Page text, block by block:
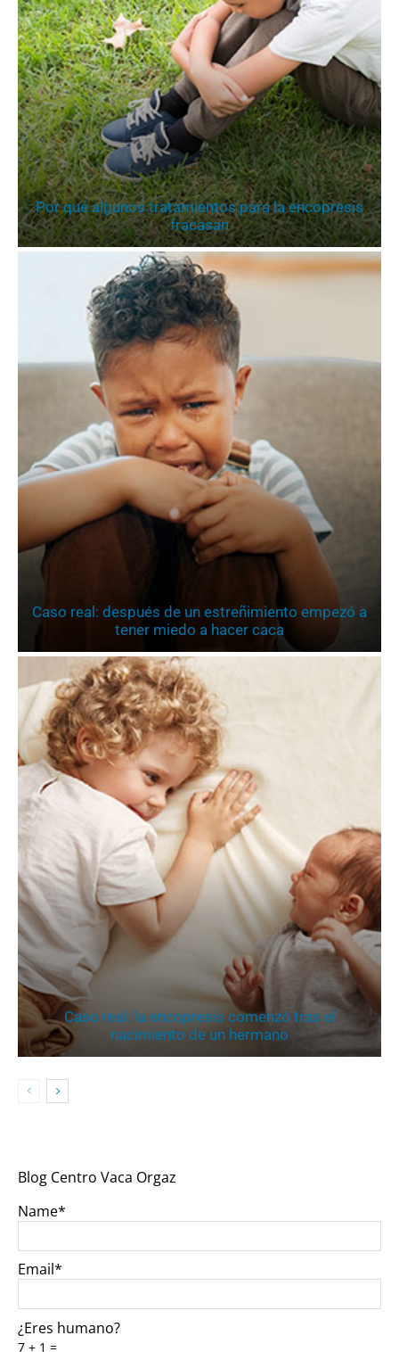
Por qué algunos tratamientos para la encopresis
fracasan
Caso real: después de un estreñimiento empezó a
tener miedo a hacer caca
Caso real: la encopresis comenzó tras el
nacimiento de un hermano
Blog Centro Vaca Orgaz
Name*
Email*
¿Eres humano?
7 + 1 =